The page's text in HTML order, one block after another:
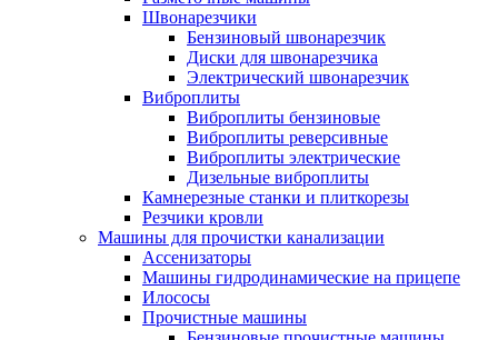
Швонарезчики
Бензиновый швонарезчик
Диски для швонарезчика
Электрический швонарезчик
Виброплиты
Виброплиты бензиновые
Виброплиты реверсивные
Виброплиты электрические
Дизельные виброплиты
Камнерезные станки и плиткорезы
Резчики кровли
Машины для прочистки канализации
Ассенизаторы
Машины гидродинамические на прицепе
Илососы
Прочистные машины